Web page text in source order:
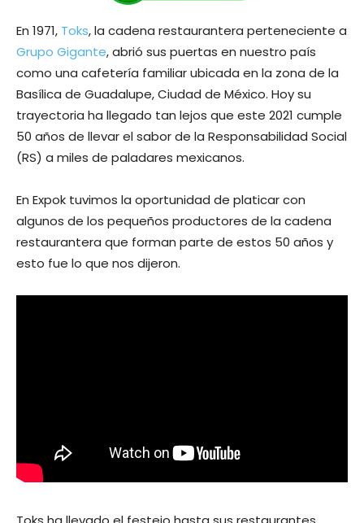
En 1971, Toks, la cadena restaurantera perteneciente a
Grupo Gigante, abrió sus puertas en nuestro país
como una cafetería familiar ubicada en la zona de la
Basílica de Guadalupe, Ciudad de México. Hoy su
trayectoria ha llegado tan lejos que este 2021 cumple
50 años de llevar el sabor de la Responsabilidad Social
(RS) a miles de paladares mexicanos.
En Expok tuvimos la oportunidad de platicar con
algunos de los pequeños productores de la cadena
restaurantera que forman parte de estos 50 años y
esto fue lo que nos dijeron.